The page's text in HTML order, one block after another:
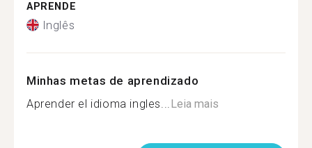
APRENDE
Inglês
Minhas metas de aprendizado
Aprender el idioma ingles... Leia mais